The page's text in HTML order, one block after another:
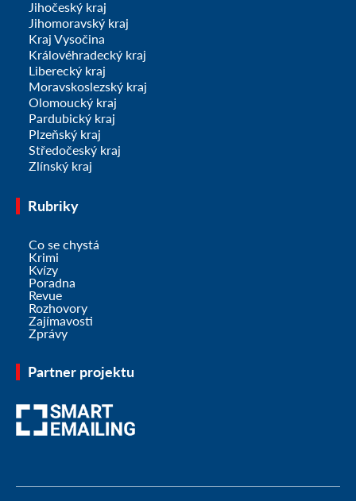
Jihočeský kraj
Jihomoravský kraj
Kraj Vysočina
Královéhradecký kraj
Liberecký kraj
Moravskoslezský kraj
Olomoucký kraj
Pardubický kraj
Plzeňský kraj
Středočeský kraj
Zlínský kraj
Rubriky
Co se chystá
Krimi
Kvízy
Poradna
Revue
Rozhovory
Zajímavosti
Zprávy
Partner projektu